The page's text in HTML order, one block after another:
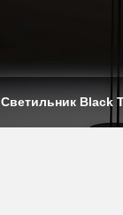
Светильник Black